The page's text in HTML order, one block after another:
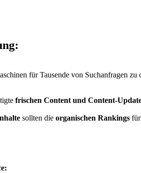
für Tausende von Suchanfragen
frischen Content und Content-
sollten die organischen Rankings